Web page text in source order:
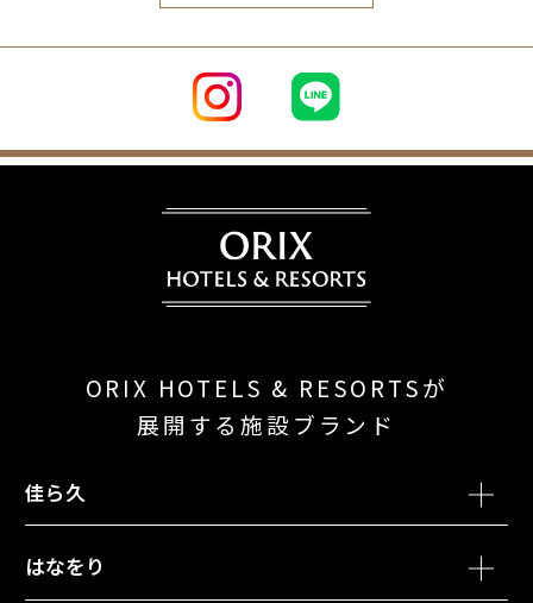
ORIX HOTELS & RESORTSが
展開する施設ブランド
佳ら久
熱海・伊豆山 佳ら久 別ウィン
はなをり